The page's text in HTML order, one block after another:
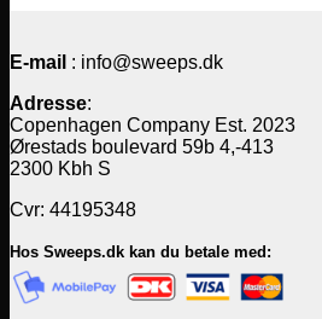
E-mail : info@sweeps.dk
Adresse:
Copenhagen Company Est. 2023
Ørestads boulevard 59b 4,-413
2300 Kbh S
Cvr: 44195348
Hos Sweeps.dk kan du betale med: